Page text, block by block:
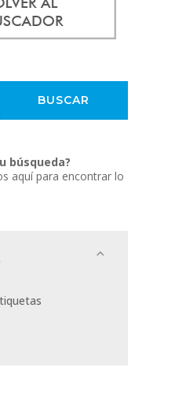
búsqueda?
aquí para encontrar lo